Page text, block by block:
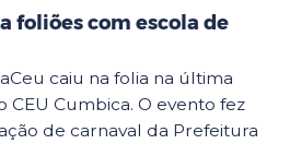
foliões com escola de
caiu na folia na última
CEU Cumbica. O evento fez
de carnaval da Prefeitura